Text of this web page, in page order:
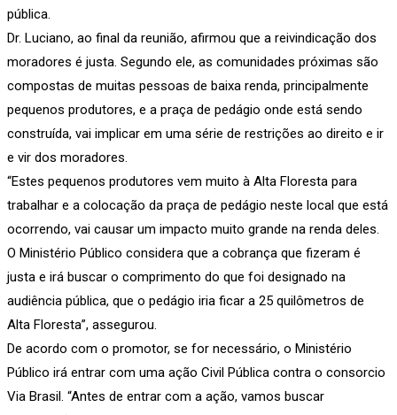
pública.
Dr. Luciano, ao final da reunião, afirmou que a reivindicação dos
moradores é justa. Segundo ele, as comunidades próximas são
compostas de muitas pessoas de baixa renda, principalmente
pequenos produtores, e a praça de pedágio onde está sendo
construída, vai implicar em uma série de restrições ao direito e ir
e vir dos moradores.
“Estes pequenos produtores vem muito à Alta Floresta para
trabalhar e a colocação da praça de pedágio neste local que está
ocorrendo, vai causar um impacto muito grande na renda deles.
O Ministério Público considera que a cobrança que fizeram é
justa e irá buscar o comprimento do que foi designado na
audiência pública, que o pedágio iria ficar a 25 quilômetros de
Alta Floresta”, assegurou.
De acordo com o promotor, se for necessário, o Ministério
Público irá entrar com uma ação Civil Pública contra o consorcio
Via Brasil. “Antes de entrar com a ação, vamos buscar